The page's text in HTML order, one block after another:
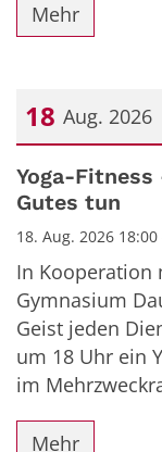
Mehr
18 Aug. 2026
Datum: 18.
Yoga-
Gutes tun
18. Aug. 2026
In Kooperation
Gymnasium
Geist jeden
um 18 Uhr ein
im
Mehr